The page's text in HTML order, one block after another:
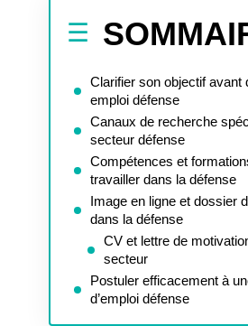
Clarifier son objectif avant
emploi défense
Canaux de recherche
secteur défense
Compétences et
travailler dans la défense
Image en ligne et dossier
dans la défense
CV et lettre de
secteur
Postuler efficacement à
d’emploi défense